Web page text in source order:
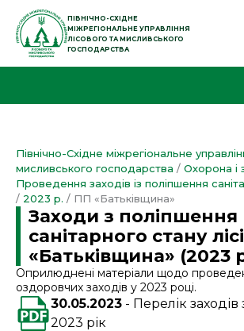
Перейти
вмісту
ПІВНІЧНО-СХІДНЕ
МІЖРЕГІОНАЛЬНЕ УПРАВЛІННЯ
ЛІСОВОГО ТА МИСЛИВСЬКОГО
ГОСПОДАРСТВА
Північно-Східне міжрегіональне
мисливського господарства / Охорона і
Проведення заходів із поліпшення
/ 2023 р. / ПП «Батьківщина»
Заходи з поліпшення
санітарного стану
«Батьківщина» (2023
Оприлюднені матеріали щодо
оздоровчих заходів у 2023 році.
30.05.2023
Перелік
2023 рік